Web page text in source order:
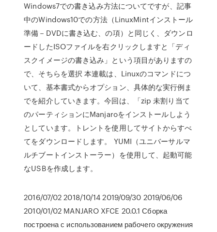
Windows7での書き込み方法についてですが、記事
中のWindows10での方法（LinuxMintインストール
準備－DVDに書き込む、の項）と同じく、ダウンロ
ードしたISOファイルを右クリックしますと「ディ
スクイメージの書き込み」という項目がありますの
で、そちらを選択 本連載は、Linuxのコマンドにつ
いて、基本書式からオプション、具体的な実行例ま
でを紹介していきます。今回は、「zip 未割り当て
のパーティションにManjaroをインストールしよう
としています。トレントを使用してサイトからすべ
てをダウンロードします。 YUMI（ユニバーサルマ
ルチブートインストーラー）を使用して、起動可能
なUSBを作成します。
2016/07/02 2018/10/14 2019/09/30 2019/06/06
2010/01/02 MANJARO XFCE 20.0.1 Сборка
построена с использованием рабочего окружения